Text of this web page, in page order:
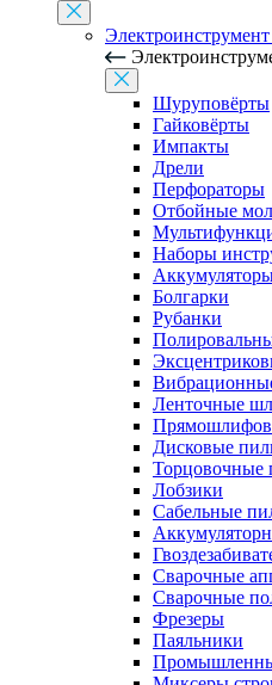
Шуруповёрты
Гайковёрты
Импакты
Дрели
Перфораторы
Отбойные
Наборы
Болгарки
Рубанки
Ленточные
Дисковые
Торцовочные
Лобзики
Сабельные
Сварочные
Сварочные
Фрезеры
Паяльники